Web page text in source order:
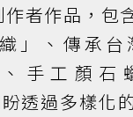
者作品，包
」、傳承台
、手工顏
透過多樣化